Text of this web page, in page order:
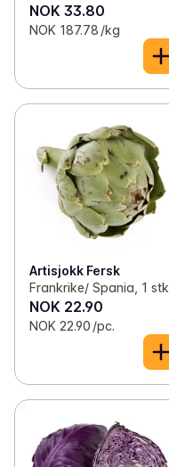
NOK 33.80
NOK 187.78 /kg
Artisjokk Fersk
Frankrike/ Spania, 1 stk
NOK 22.90
NOK 22.90 /pc.